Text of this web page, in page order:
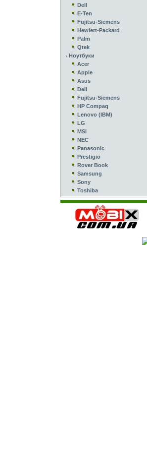
Dell
E-Ten
Fujitsu-Siemens
Hewlett-Packard
Palm
Qtek
Ноутбуки
Acer
Apple
Asus
Dell
Fujitsu-Siemens
HP Compaq
Lenovo (IBM)
LG
MSI
NEC
Panasonic
Prestigio
Rover Book
Samsung
Sony
Toshiba